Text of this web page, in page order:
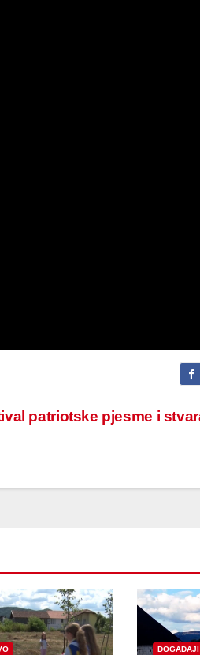
patriotske pjesme i
DOGAĐAJI